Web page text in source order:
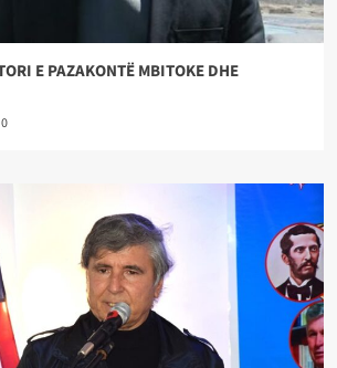
E PAZAKONTË MBITOKE DHE
0